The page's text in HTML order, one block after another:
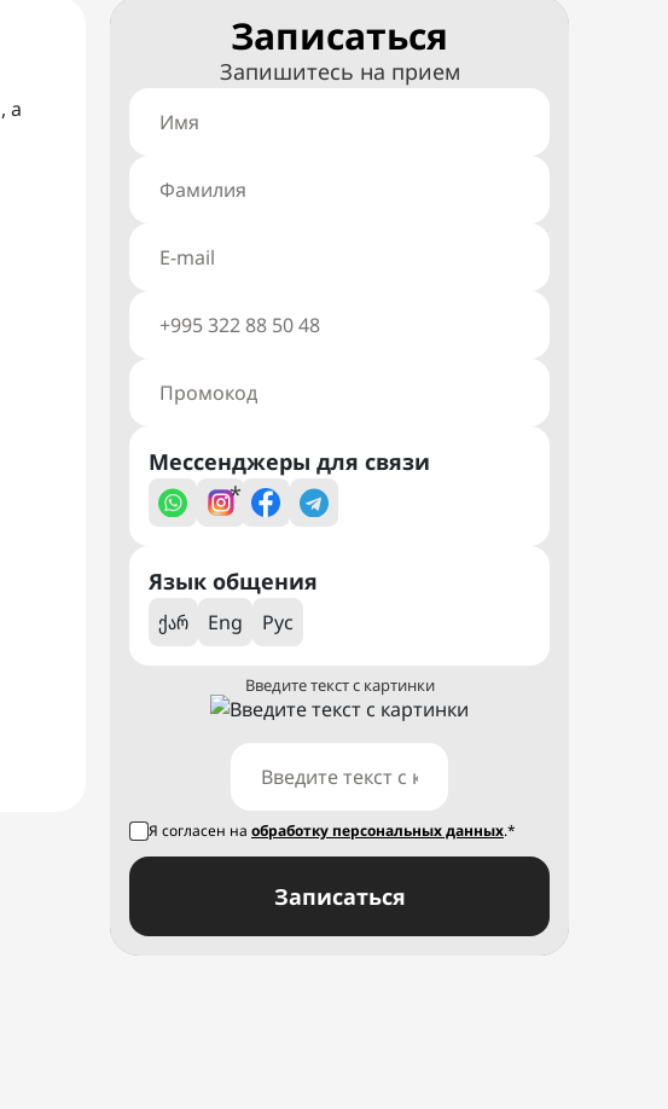
а
Записаться
Запишитесь на прием
Мессенджеры для связи
*
Язык общения
ქარ Eng Рус
Введите текст с картинки
Я согласен на обработку персональных данных.*
Записаться